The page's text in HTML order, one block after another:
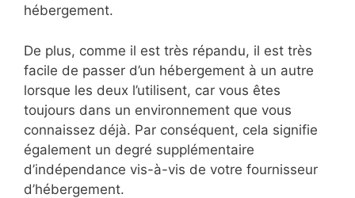
hébergement.
De plus, comme il est très répandu, il est très
facile de passer d’un hébergement à un autre
lorsque les deux l’utilisent, car vous êtes
toujours dans un environnement que vous
connaissez déjà. Par conséquent, cela signifie
également un degré supplémentaire
d’indépendance vis-à-vis de votre fournisseur
d’hébergement.